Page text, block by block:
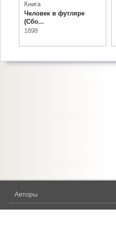
Книга
Человек в футляре
(Сбо...
1898
Авторы